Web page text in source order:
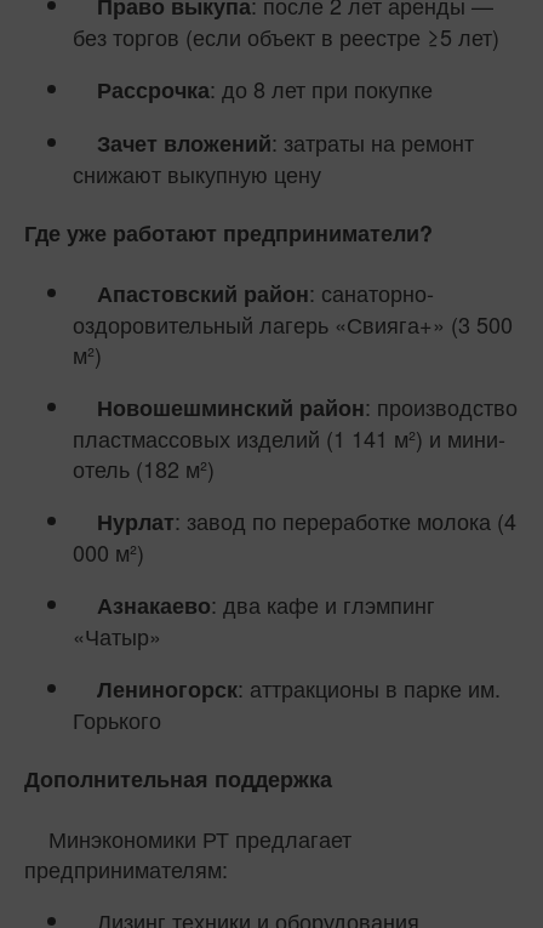
Право выкупа
без торгов (если объект в реестре ≥5 лет)
Рассрочка: до 8 лет при покупке
Зачет вложений: затраты на ремонт
снижают выкупную цену
Где уже работают предприниматели?
Апастовский район: санаторно-
оздоровительный лагерь «Свияга+» (3 500
м²)
Новошешминский район: производство
пластмассовых изделий (1 141 м²) и мини-
отель (182 м²)
Нурлат: завод по переработке молока (4
000 м²)
Азнакаево: два кафе и глэмпинг
«Чатыр»
Лениногорск: аттракционы в парке им.
Горького
Дополнительная поддержка
Минэкономики РТ предлагает
предпринимателям:
Лизинг техники и оборудования